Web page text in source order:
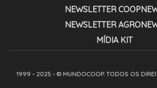
NEWSLETTER
NEWSLETTER
MÍDIA KIT
1999 - 2025 - © MUNDOCOOP. TODOS OS